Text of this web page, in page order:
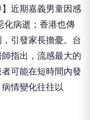
】近期嘉義男童因感
化病逝；香港也傳
引發家長擔憂。台
指出，流感最大的
可能在短時間內發
情變化往往以